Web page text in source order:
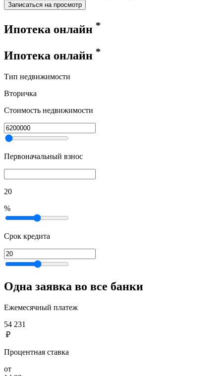
Записаться на просмотр
Ипотека онлайн *
Ипотека онлайн *
Тип недвижимости
Вторичка
Стоимость недвижимости
Первоначальный взнос
20
%
Срок кредита
Одна заявка во все банки
Ежемесячный платеж
54 231
₽
Процентная ставка
от